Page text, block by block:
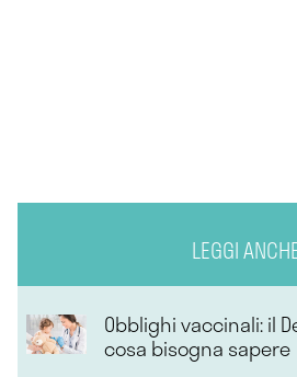
LEGGI
Obblighi vaccinali: il
cosa bisogna sapere